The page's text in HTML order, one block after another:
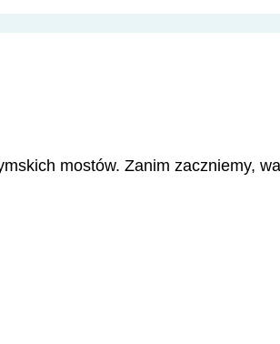
mostów. Zanim zaczniemy,